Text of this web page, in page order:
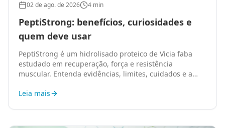
02 de ago. de 2026 4 min
PeptiStrong: benefícios, curiosidades e
quem deve usar
PeptiStrong é um hidrolisado proteico de Vicia faba
estudado em recuperação, força e resistência
muscular. Entenda evidências, limites, cuidados e a
Leia mais